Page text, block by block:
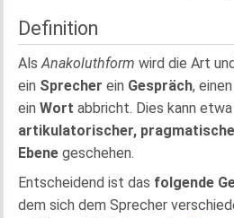
Definition
AlsAnakoluthform wird die Art
ein Sprecher ein Gespräch, einen
ein Wort abbricht. Dies kann etwa
artikulatorischer,
Ebene geschehen.
Entscheidend ist das folgende
dem sich dem Sprecher